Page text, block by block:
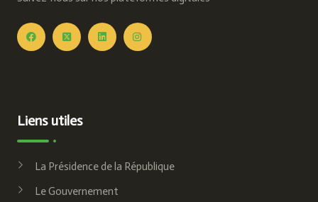
Liens utiles
La Présidence de la République
Le Gouvernement